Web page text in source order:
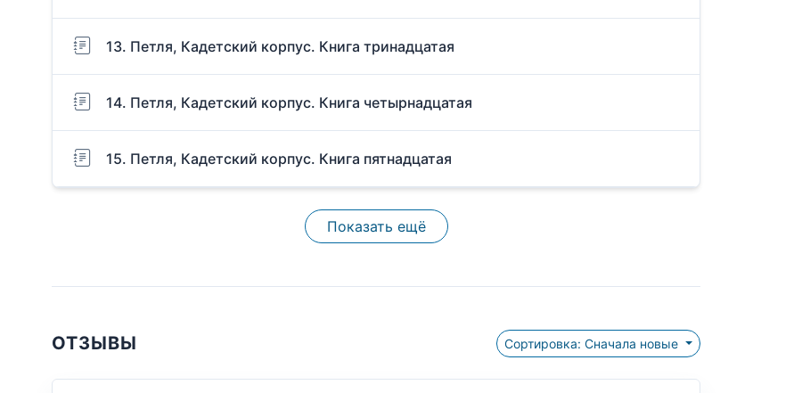
13. Петля, Кадетский корпус. Книга тринадцатая
14. Петля, Кадетский корпус. Книга четырнадцатая
15. Петля, Кадетский корпус. Книга пятнадцатая
Показать ещё
ОТЗЫВЫ Сортировка: Сначала новые